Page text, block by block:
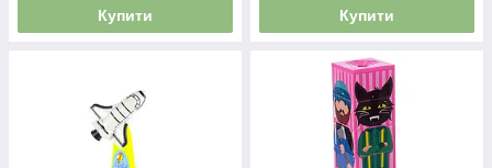
Купити Купити